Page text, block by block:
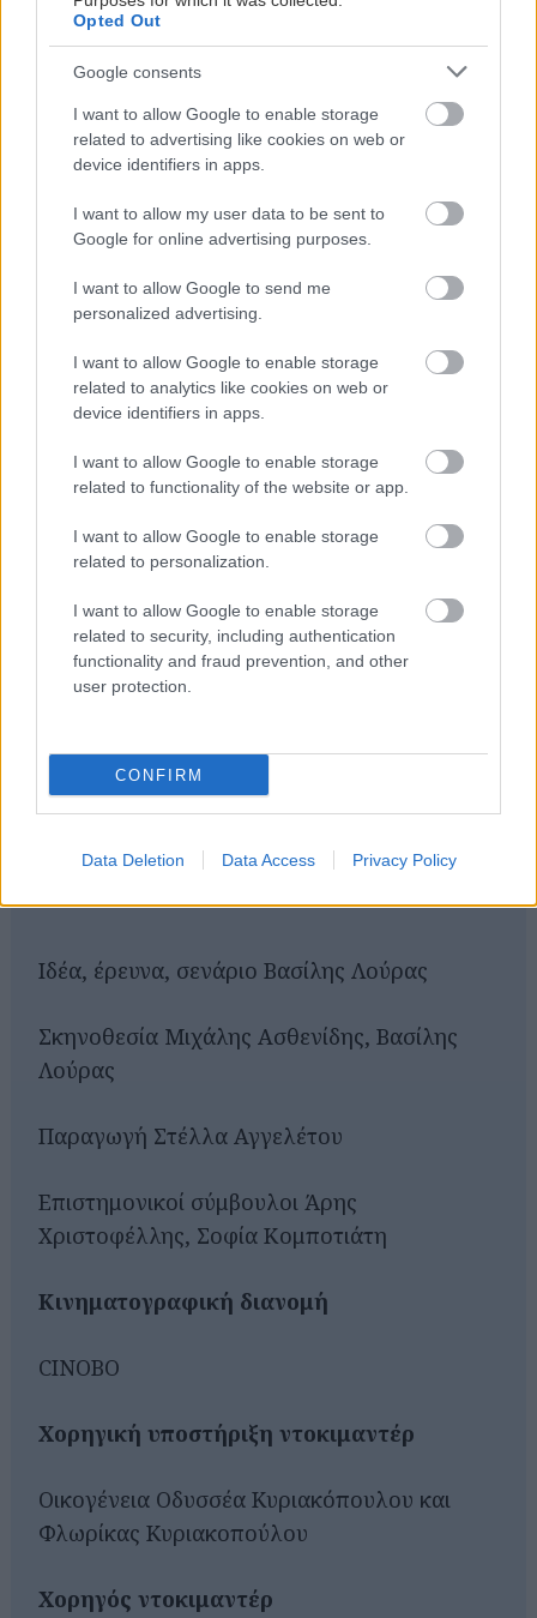
Opted Out
Google consents
I want to allow Google to enable storage
related to advertising like cookies on web or
device identifiers in apps.
I want to allow my user data to be sent to
Google for online advertising purposes.
I want to allow Google to send me
personalized advertising.
I want to allow Google to enable storage
related to analytics like cookies on web or
device identifiers in apps.
I want to allow Google to enable storage
related to functionality of the website or app.
I want to allow Google to enable storage
related to personalization.
I want to allow Google to enable storage
related to security, including authentication
functionality and fraud prevention, and other
user protection.
CONFIRM
Data Deletion Data Access Privacy Policy
Πολύβιο Μαρσάν, οι οποίοι με το σπουδαίο έργο
τους μας πρόσφεραν τη γνώση των πρώτων
χρόνων της Μαρίας Κάλλας στην Αθήνα.
Το ντοκιμαντέρ αποτελεί μέρος του Έτους
του επετειακού έτους UNESCO Μαρία Κάλλας
2023 του Υπουργείου Πολιτισμού. Την
καλλιτεχνική επιμέλεια του Έτους Κάλλας της
ΕΛΣ είχε ο Καλλιτεχνικός Διευθυντής Γιώργος
Κουμεντάκης.
Όλες οι Ταινίες
ΤΑΙΝΊΕΣ (ΕΛΛΗΝΙΚΌΣ ΤΊΤΛΟΣ)
Όλες οι Αίθουσες
ΑΊΘΟΥΣΕΣ (ΑΛΦΑΒΗΤΙΚΆ)
Ιδέα, έρευνα, σενάριο Βασίλης Λούρας
Σκηνοθεσία Μιχάλης Ασθενίδης, Βασίλης
Λούρας
Παραγωγή Στέλλα Αγγελέτου
Επιστημονικοί σύμβουλοι Άρης
Χριστοφέλλης, Σοφία Κομποτιάτη
Κινηματογραφική διανομή
CINOBO
Χορηγική υποστήριξη ντοκιμαντέρ
Οικογένεια Οδυσσέα Κυριακόπουλου και
Φλωρίκας Κυριακοπούλου
Χορηγός ντοκιμαντέρ